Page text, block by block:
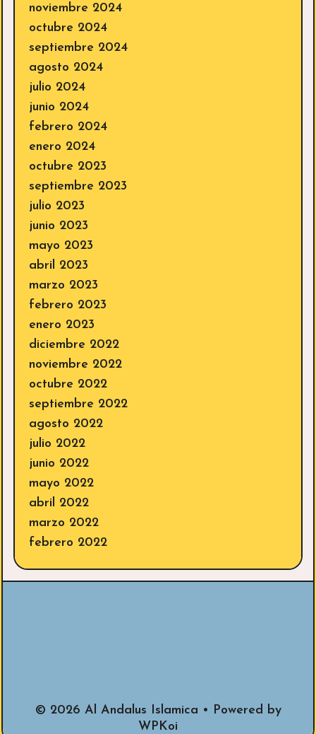
noviembre 2024
octubre 2024
septiembre 2024
agosto 2024
julio 2024
junio 2024
febrero 2024
enero 2024
octubre 2023
septiembre 2023
julio 2023
junio 2023
mayo 2023
abril 2023
marzo 2023
febrero 2023
enero 2023
diciembre 2022
noviembre 2022
octubre 2022
septiembre 2022
agosto 2022
julio 2022
junio 2022
mayo 2022
abril 2022
marzo 2022
febrero 2022
© 2026 Al Andalus Islamica • Powered by
WPKoi